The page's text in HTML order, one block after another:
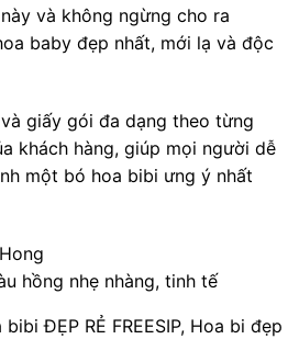
và không ngừng cho ra
baby đẹp nhất, mới lạ và độc
giấy gói đa dạng theo từng
khách hàng, giúp mọi người dễ
một bó hoa bibi ưng ý nhất
hồng nhẹ nhàng, tinh tế
ĐẸP RẺ FREESIP, Hoa bi đẹp